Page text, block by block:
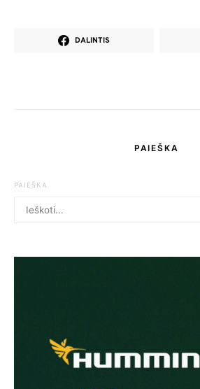
DALINTIS
PAIEŠKA
PAIEŠKA